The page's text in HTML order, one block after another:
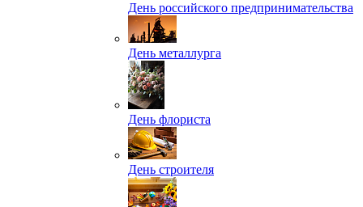
День российского предпринимательства
День металлурга
День флориста
День строителя